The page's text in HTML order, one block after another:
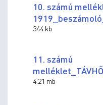
10. számú
344 kb
11. számú
4.21 mb